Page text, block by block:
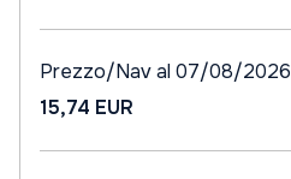
Prezzo/Nav al 07/08/2026
15,74 EUR